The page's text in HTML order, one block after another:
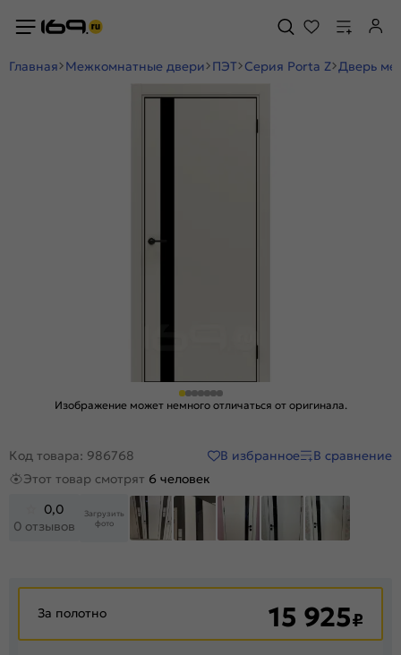
Главная Межкомнатные двери ПЭТ Серия Porta Z Дверь
Изображение может немного отличаться от оригинала.
Код товара: 986768 В избранное
В сравнение
Этот товар смотрят 6 человек
0,0
0 отзывов
Загрузить
фото
За полотно 15 925₽